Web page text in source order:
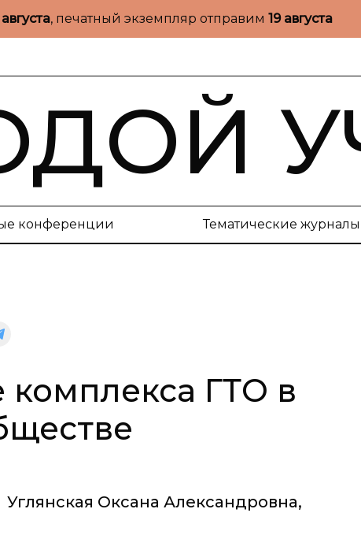
августа, печатный экземпляр отправим 19 августа
конференции Тематические журналы
комплекса ГТО в
Углянская Оксана Александровна,